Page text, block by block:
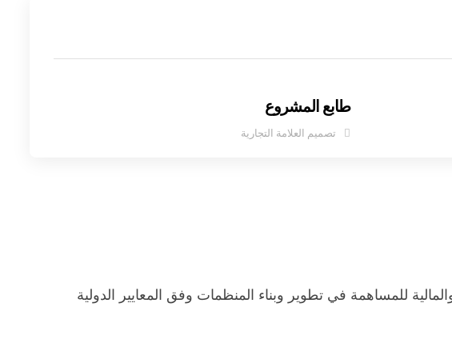
طابع المشروع
تصميم العلامة التجارية
للمساهمة في تطوير وبناء المنظمات وفق المعايير الدولية